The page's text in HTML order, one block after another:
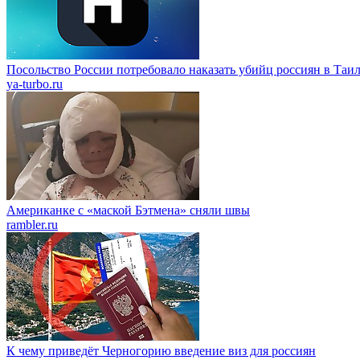
Посольство России потребовало наказать убийц россиян в
ya-turbo.ru
Американке с «маской Бэтмена» сняли швы
rambler.ru
К чему приведёт Черногорию введение виз для россиян